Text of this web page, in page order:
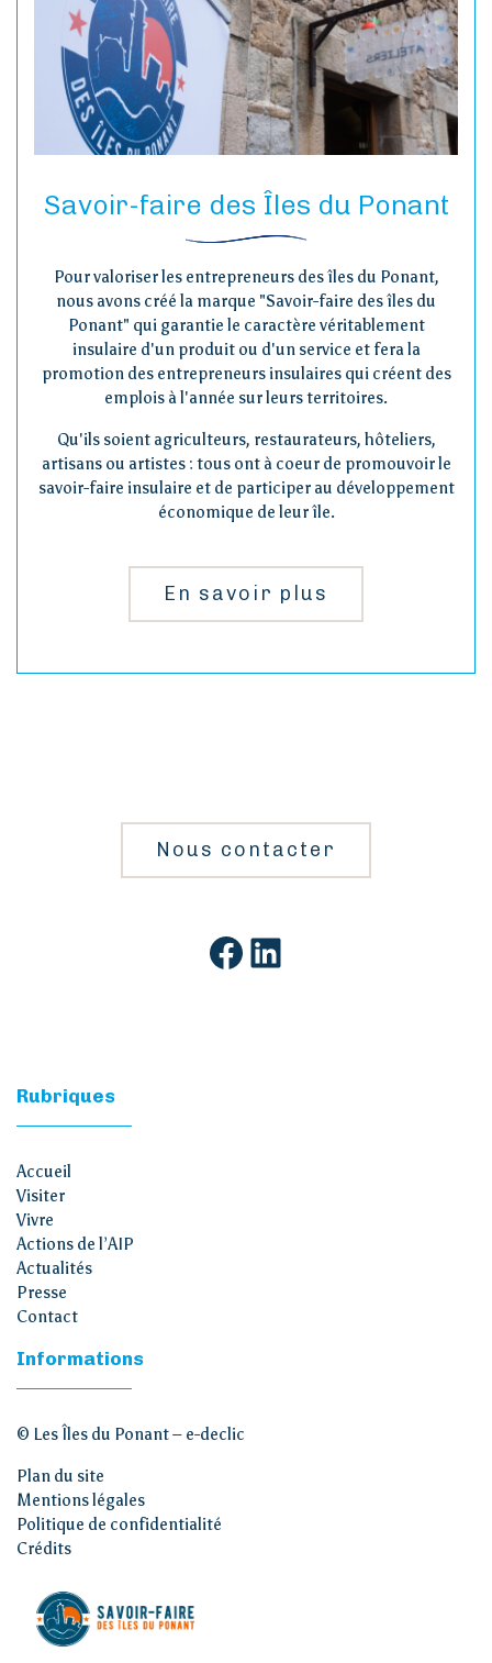
Savoir-faire des Îles du Ponant
Pour valoriser les entrepreneurs des îles du Ponant,
nous avons créé la marque "Savoir-faire des îles du
Ponant" qui garantie le caractère véritablement
insulaire d'un produit ou d'un service et fera la
promotion des entrepreneurs insulaires qui créent des
emplois à l'année sur leurs territoires.
Qu'ils soient agriculteurs, restaurateurs, hôteliers,
artisans ou artistes : tous ont à coeur de promouvoir le
savoir-faire insulaire et de participer au développement
économique de leur île.
En savoir plus
Nous contacter
Facebook
LinkedIn
Rubriques
Accueil
Visiter
Vivre
Actions de l’AIP
Actualités
Presse
Contact
Informations
© Les Îles du Ponant – e-declic
Plan du site
Mentions légales
Politique de confidentialité
Crédits